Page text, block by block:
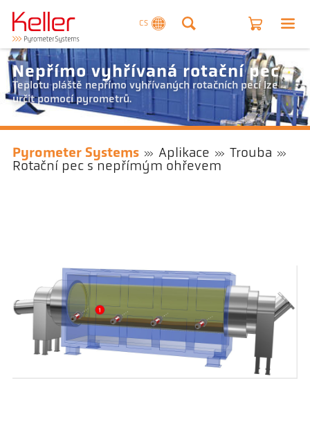
CS
Nepřímo vyhřívaná rotační pec
Teplotu pláště nepřímo vyhřívaných rotačních pecí lze
určit pomocí pyrometrů.
Pyrometer Systems Aplikace
Trouba
Rotační pec s nepřímým ohřevem